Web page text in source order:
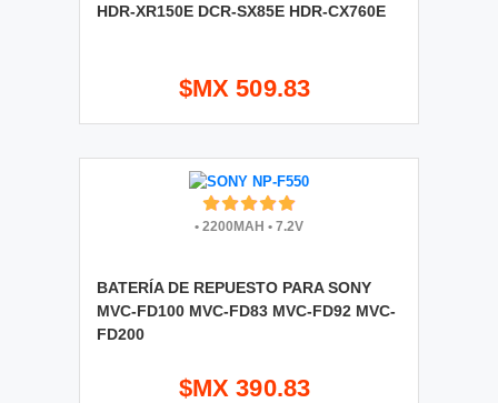
HDR-XR150E DCR-SX85E HDR-CX760E
$MX 509.83
• 2200MAH • 7.2V
BATERÍA DE REPUESTO PARA SONY
MVC-FD100 MVC-FD83 MVC-FD92 MVC-
FD200
$MX 390.83